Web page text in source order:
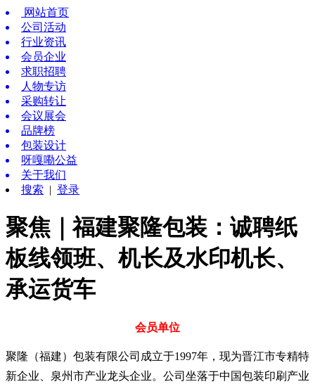
网站首页
公司活动
行业资讯
会员企业
求职招聘
人物专访
采购转让
会议展会
品牌榜
包装设计
呀嘎嘞公益
关于我们
搜索 | 登录
聚焦｜福建聚隆包装：诚聘纸
板线领班、机长及水印机长、
承运货车
会员单位
聚隆（福建）包装有限公司成立于1997年，现为晋江市专精特
新企业、泉州市产业龙头企业。公司坐落于中国包装印刷产业